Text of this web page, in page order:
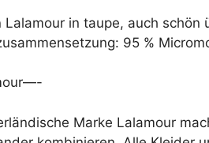
Lalamour in taupe, auch
95 %
Marke Lalamour